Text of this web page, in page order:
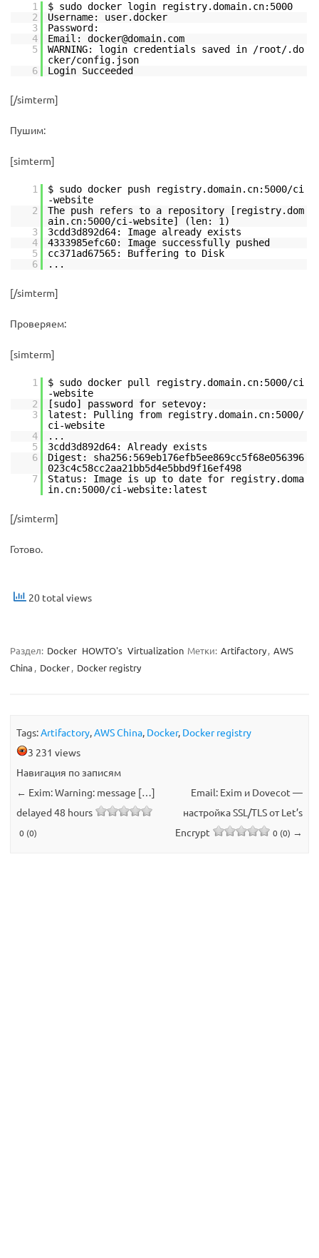
1
$ sudo docker login registry.domain.cn:5000
2
Username: user.docker
3
Password:
4
Email: docker@domain.com
5
WARNING: login credentials saved in /root/.do
cker/config.json
6
Login Succeeded
[/simterm]
Пушим:
[simterm]
1
$ sudo docker push registry.domain.cn:5000/ci
-website
2
The push refers to a repository [registry.dom
ain.cn:5000/ci-website] (len: 1)
3
3cdd3d892d64: Image already exists
4
4333985efc60: Image successfully pushed
5
cc371ad67565: Buffering to Disk
6
...
[/simterm]
Проверяем:
[simterm]
1
$ sudo docker pull registry.domain.cn:5000/ci
-website
2
[sudo] password for setevoy:
3
latest: Pulling from registry.domain.cn:5000/
ci-website
4
...
5
3cdd3d892d64: Already exists
6
Digest: sha256:569eb176efb5ee869cc5f68e056396
023c4c58cc2aa21bb5d4e5bbd9f16ef498
7
Status: Image is up to date for registry.doma
in.cn:5000/ci-website:latest
[/simterm]
Готово.
20 total views
Раздел: Docker HOWTO's Virtualization Метки: Artifactory, AWS
China , Docker, Docker registry
Tags:Artifactory,AWS China, Docker, Docker registry
3 231 views
Навигация по записям
← Exim: Warning: message […]
delayed 48 hours
0 (0)
Email: Exim и Dovecot —
настройка SSL/TLS от Let’s
Encrypt
0 (0) →